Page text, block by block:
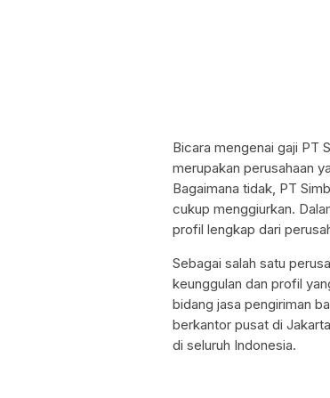
Bicara mengenai gaji PT
merupakan perusahaan
Bagaimana tidak, PT
cukup menggiurkan.
profil lengkap dari
Sebagai salah satu
keunggulan dan profil
bidang jasa pengiriman
berkantor pusat di
di seluruh Indonesia.